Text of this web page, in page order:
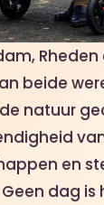
beide
natuur
en
dag is